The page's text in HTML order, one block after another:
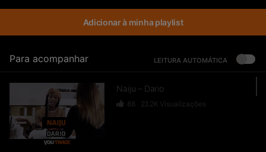
Adicionar à minha playlist
Para acompanhar LEITURA AUTOMÁTICA
Naiju – Dario
88 23.2KVisualizações